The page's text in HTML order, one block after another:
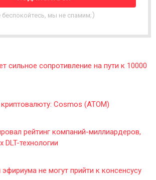
беспокойтесь, мы не спамим;)
сильное сопротивление на пути к 10000
Cosmos (ATOM)
рейтинг компаний-миллиардеров,
технологии
эфириума не могут прийти к консенсусу